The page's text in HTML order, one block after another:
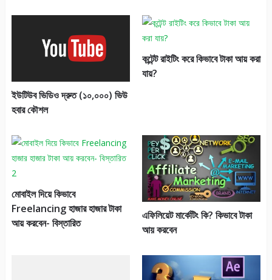
ইউটিউব ভিডিও দ্রুত (১০,০০০) ভিউ
হবার কৌশল
কন্টেন্ট রাইটিং করে কিভাবে টাকা আয় করা
যায়?
মোবাইল দিয়ে কিভাবে
Freelancing হাজার হাজার টাকা
আয় করবেন- বিস্তারিত
এফিলিয়েট মার্কেটিং কি? কিভাবে টাকা
আয় করবেন